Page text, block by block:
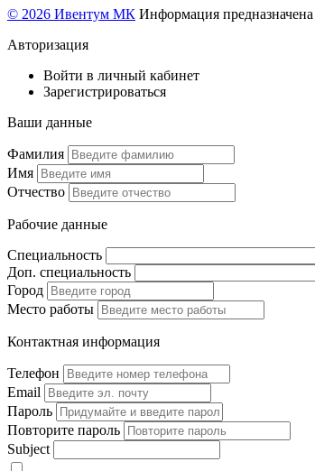
© 2026 Ивентум МК Информация
Авторизация
Войти в личный кабинет
Зарегистрироваться
Ваши данные
Фамилия
Имя
Отчество
Рабочие данные
Специальность
Доп. специальность
Город
Место работы
Контактная информация
Телефон
Email
Пароль
Повторите пароль
Subject